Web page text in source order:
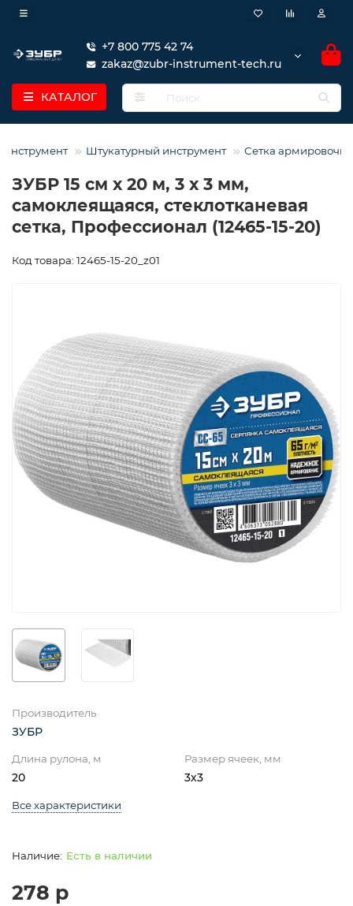
+7 800 775 42 74
zakaz@zubr-instrument-tech.ru
КАТАЛОГ
Штукатурный инструмент Сетка
ЗУБР 15 см х 20 м, 3 х 3 мм,
самоклеящаяся, стеклотканевая
сетка, Профессионал (12465-15-20)
Код товара: 12465-15-20_z01
Производитель
ЗУБР
Длина рулона, м
20
Размер ячеек, мм
3х3
Все характеристики
Есть в наличии
278 р